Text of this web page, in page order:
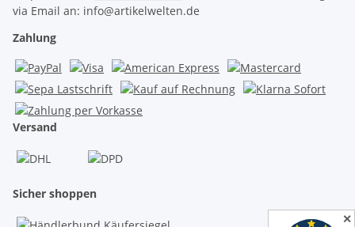
via Email an: info@artikelwelten.de
Zahlung
Versand
Sicher shoppen
✕